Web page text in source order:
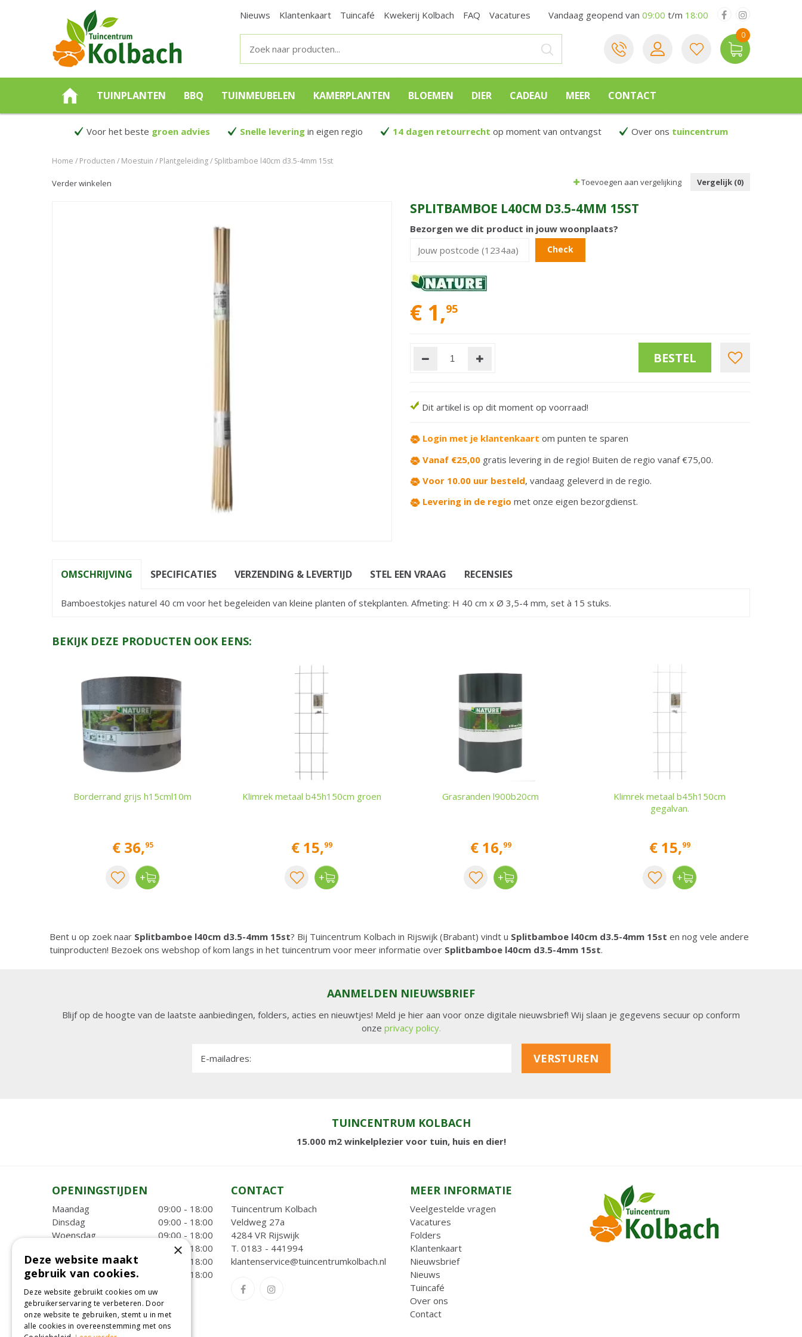
Home Producten Moestuin Plantgeleiding Splitbamboe l40cm d3.5-4mm 15st
Nieuws Klantenkaart Tuincafé Kwekerij Kolbach FAQ Vacatures Vandaag geopend van 09:00 t/m 18:00
TUINPLANTEN BBQ TUINMEUBELEN KAMERPLANTEN BLOEMEN DIER CADEAU MEER CONTACT
Voor het beste groen advies Snelle leveringin eigen regio 14 dagen retourrecht op moment van ontvangst Over ons tuincentrum
Verder winkelen Toevoegen aan vergelijking Vergelijk (0)
SPLITBAMBOE L40CM D3.5-4MM 15ST
Bezorgen we dit product in jouw woonplaats?
Check
€ 1,95
Dit artikel is op dit moment op voorraad!
Login met je klantenkaart om punten te sparen
Vanaf €25,00 gratis levering in de regio! Buiten de regio vanaf €75,00.
Voor 10.00 uur besteld, vandaag geleverd in de regio.
Levering in de regio met onze eigen bezorgdienst.
OMSCHRIJVING SPECIFICATIES VERZENDING & LEVERTIJD STEL EEN VRAAG RECENSIES
Bamboestokjes naturel 40 cm voor het begeleiden van kleine planten of stekplanten. Afmeting: H 40 cm x Ø 3,5-4 mm, set à 15 stuks.
BEKIJK DEZE PRODUCTEN OOK EENS:
Borderrand grijs h15cml10m
€ 36,95
Klimrek metaal b45h150cm groen
€ 15,99
Grasranden l900b20cm
€ 16,99
Klimrek metaal b45h150cm
gegalvan.
€ 15,99
Bent u op zoek naar Splitbamboe l40cm d3.5-4mm 15st? Bij Tuincentrum Kolbach in Rijswijk (Brabant) vindt u Splitbamboe l40cm d3.5-4mm 15st en nog vele andere
tuinproducten! Bezoek ons webshop of kom langs in het tuincentrum voor meer informatie over Splitbamboe l40cm d3.5-4mm 15st.
AANMELDEN NIEUWSBRIEF
Blijf op de hoogte van de laatste aanbiedingen, folders, acties en nieuwtjes! Meld je hier aan voor onze digitale nieuwsbrief! Wij slaan je gegevens secuur op conform
onze privacy policy.
E-mailadres:
TUINCENTRUM KOLBACH
15.000 m2 winkelplezier voor tuin, huis en dier!
OPENINGSTIJDEN
Maandag
09:00 - 18:00
Dinsdag
09:00 - 18:00
Woensdag
09:00 - 18:00
09:00 - 18:00
Vrijdag
09:00 - 18:00
Zaterdag
09:00 - 18:00
Toon alle openingstijden
CONTACT
Tuincentrum Kolbach
Veldweg 27a
4284 VR Rijswijk
T. 0183 - 441994
klantenservice@tuincentrumkolbach.nl
MEER INFORMATIE
Veelgestelde vragen
Vacatures
Folders
Klantenkaart
Nieuwsbrief
Nieuws
Tuincafé
Over ons
Contact
×
Deze website maakt
gebruik van cookies.
Deze website gebruikt cookies om uw
gebruikerservaring te verbeteren. Door
onze website te gebruiken, stemt u in met
alle cookies in overeenstemming met ons